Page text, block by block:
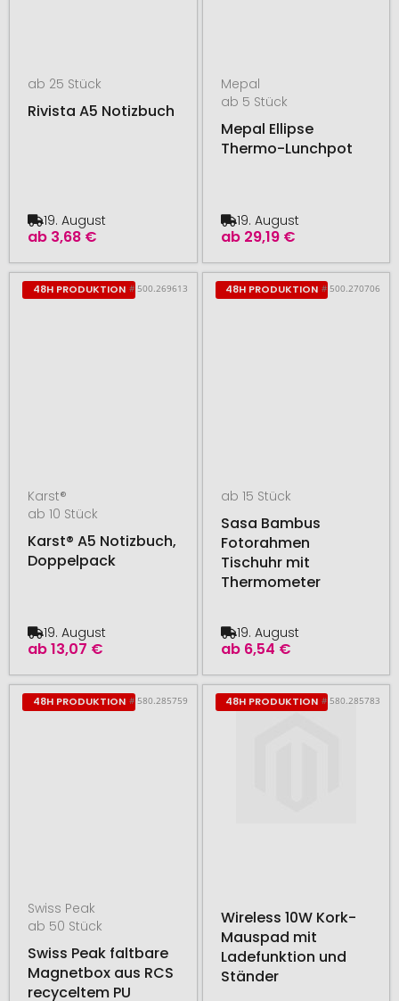
ab 25 Stück
Rivista A5 Notizbuch
ab 3,68 €
19. August
Mepal
ab 5 Stück
Mepal Ellipse
Thermo-Lunchpot
ab 29,19 €
19. August
48H PRODUKTION # 500.269613
Karst®
ab 10 Stück
Karst® A5 Notizbuch,
Doppelpack
ab13,07 €
19. August
48H PRODUKTION # 500.270706
ab 15 Stück
Sasa Bambus
Fotorahmen
Tischuhr mit
Thermometer
ab 6,54 €
19. August
48H PRODUKTION # 580.285759
Swiss Peak
ab 50 Stück
Swiss Peak faltbare
Magnetbox aus RCS
recyceltem PU
48H PRODUKTION # 580.285783
Wireless 10W Kork-
Mauspad mit
Ladefunktion und
Ständer